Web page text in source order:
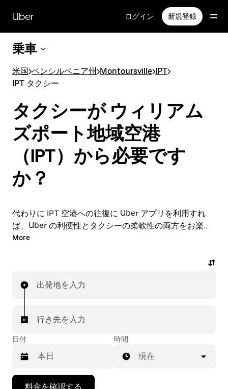
Uber ログイン 新規登録
乗車
米国>ペンシルベニア州>Montoursville>IPT>
IPT タクシー
タクシーが ウィリアム
ズポート地域空港
（IPT）から必要です
か？
代わりに IPT 空港への往復に Uber アプリを利用すれ
ば、Uber の利便性とタクシーの柔軟性の両方をお楽し
みいただけます。アプリやオンラインでの 24 時間年中
エストも可能です。乗車前にはお手頃な事前確定料金が
きます。
More
出発地を入力
行き先を入力
日付 時間
現在
料金を確認する